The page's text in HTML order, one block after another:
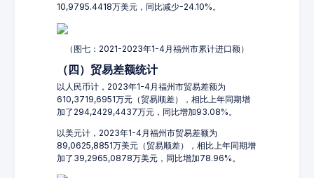
10,9795.4418万美元，同比减少-24.10%。
（图七：2021-2023年1-4月福州市累计进口额）
（四）贸易差额统计
以人民币计，2023年1-4月福州市贸易差额为
610,3719,6951万元（贸易顺差），相比上年同期增
加了294,2429,4437万元，同比增加93.08%。
以美元计，2023年1-4月福州市贸易差额为
89,0625,8851万美元（贸易顺差），相比上年同期增
加了39,2965,0878万美元，同比增加78.96%。